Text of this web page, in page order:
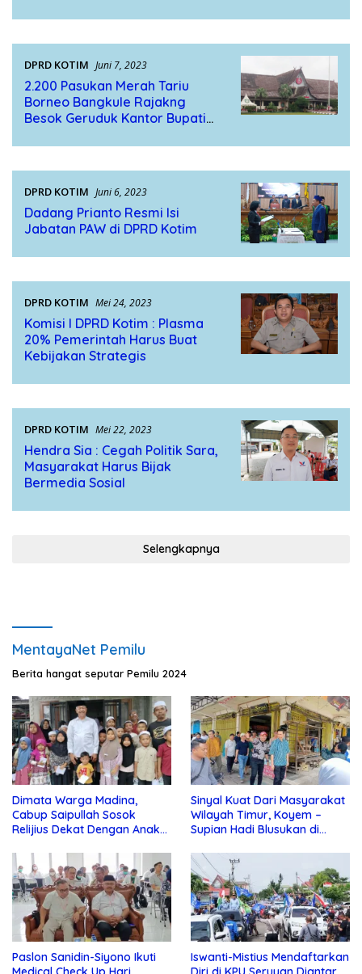
DPRD KOTIM Juni 7, 2023
2.200 Pasukan Merah Tariu
Borneo Bangkule Rajakng
Besok Geruduk Kantor Bupati
DPRD KOTIM Juni 6, 2023
Dadang Prianto Resmi Isi
Jabatan PAW di DPRD Kotim
DPRD KOTIM Mei 24, 2023
Komisi I DPRD Kotim : Plasma
20% Pemerintah Harus Buat
Kebijakan Strategis
DPRD KOTIM Mei 22, 2023
Hendra Sia : Cegah Politik Sara,
Masyarakat Harus Bijak
Bermedia Sosial
Selengkapnya
MentayaNet Pemilu
Berita hangat seputar Pemilu 2024
Dimata Warga Madina,
Cabup Saipullah Sosok
Relijius Dekat Dengan Anak
Sinyal Kuat Dari Masyarakat
Wilayah Timur, Koyem –
Supian Hadi Blusukan di
Paslon Sanidin-Siyono Ikuti
Iswanti-Mistius Mendaftarkan